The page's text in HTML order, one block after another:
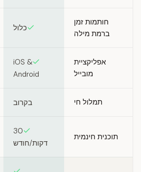
חותמות זמן
ברמת מילה
כלול
אפליקציית
מובייל
iOS &
Android
תמלול חי בקרוב
תוכנית חינמית
30
דקות/חודש